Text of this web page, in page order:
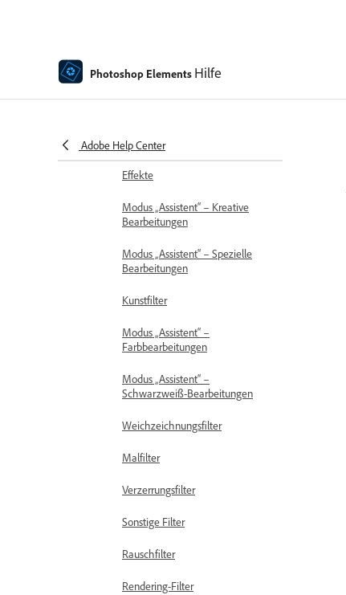
Photoshop Elements Hilfe
Adobe Help Center
Modus „Assistent“ –
Anpassungsfilter
Effekte
Modus „Assistent“ – Kreative
Bearbeitungen
Modus „Assistent“ – Spezielle
Bearbeitungen
Kunstfilter
Modus „Assistent“ –
Farbbearbeitungen
Modus „Assistent“ –
Schwarzweiß-Bearbeitungen
Weichzeichnungsfilter
Malfilter
Verzerrungsfilter
Sonstige Filter
Rauschfilter
Rendering-Filter